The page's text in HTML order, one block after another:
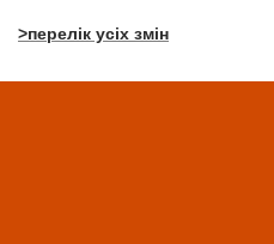
>перелік усіх змін